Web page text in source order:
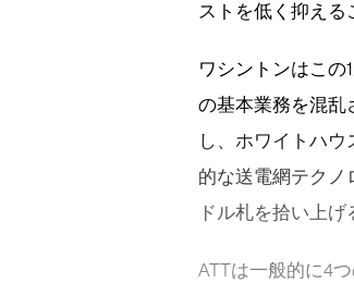
ストを低く抑える
ワシントンはこの
の基本業務を混乱
し、ホワイトハ
的な送電網テクノ
ドル札を拾い上げ
ATTは一般的に4